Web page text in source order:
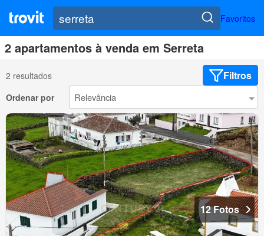
Favoritos
2 apartamentos à venda em Serreta
2 resultados Filtros
Ordenar por
12 Fotos